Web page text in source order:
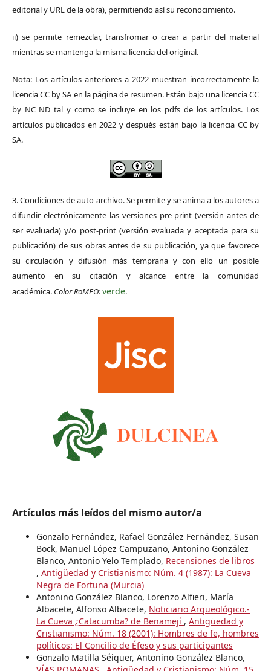
editorial y URL de la obra), permitiendo así su reconocimiento.
ii) se permite remezclar, transfromar o crear a partir del material
mientras se mantenga la misma licencia del original.
Nota: Los artículos anteriores a 2022 muestran incorrectamente la
licencia CC by SA en la página de resumen. Están bajo una licencia CC
by NC ND tal y como se incluye en los pdfs de los artículos. Los
artículos publicados en 2022 y después están bajo la licencia CC by
SA.
3. Condiciones de auto-archivo. Se permite y se anima a los autores a
difundir electrónicamente las versiones pre-print (versión antes de
ser evaluada) y/o post-print (versión evaluada y aceptada para su
publicación) de sus obras antes de su publicación, ya que favorece
su circulación y difusión más temprana y con ello un posible
aumento en su citación y alcance entre la comunidad
académica. Color RoMEO:verde.
Artículos más leídos del mismo autor/a
Gonzalo Fernández, Rafael González Fernández, Susan
Bock, Manuel López Campuzano, Antonino González
Blanco, Antonio Yelo Templado, Recensiones de libros
, Antigüedad y Cristianismo: Núm. 4 (1987): La Cueva
Negra de Fortuna (Murcia)
Antonino González Blanco, Lorenzo Alfieri, María
Albacete, Alfonso Albacete, Noticiario Arqueológico.-
La Cueva ¿Catacumba? de Benamejí , Antigüedad y
Cristianismo: Núm. 18 (2001): Hombres de fe, hombres
políticos: El Concilio de Éfeso y sus participantes
Gonzalo Matilla Séiquer, Antonino González Blanco,